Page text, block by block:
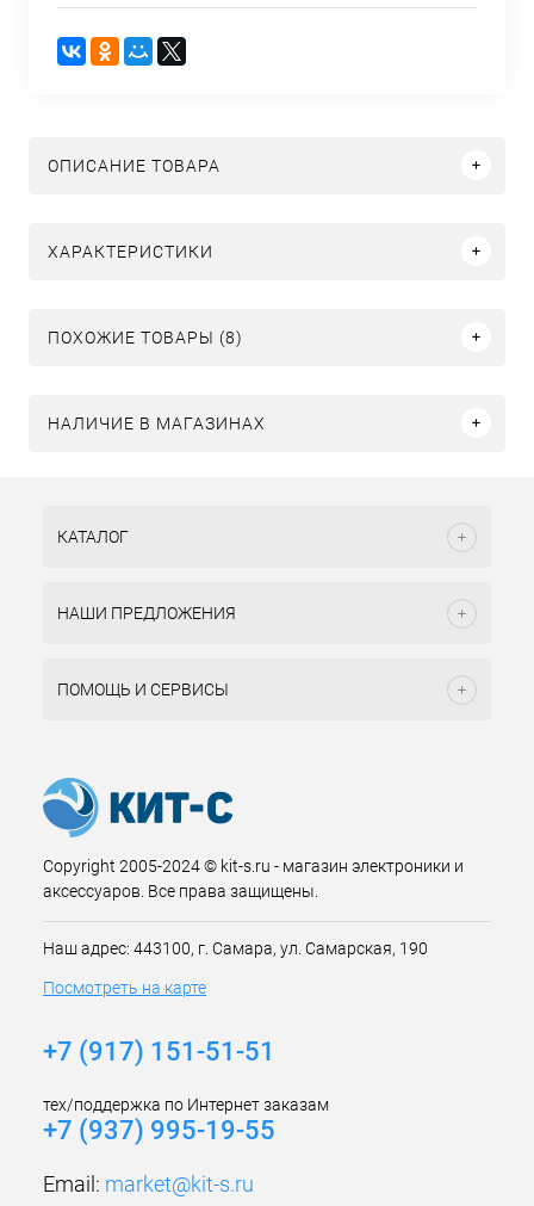
ОПИСАНИЕ ТОВАРА
ХАРАКТЕРИСТИКИ
ПОХОЖИЕ ТОВАРЫ (8)
НАЛИЧИЕ В МАГАЗИНАХ
КАТАЛОГ
НАШИ ПРЕДЛОЖЕНИЯ
ПОМОЩЬ И СЕРВИСЫ
Copyright 2005-2024 © kit-s.ru - магазин электроники и
аксессуаров. Все права защищены.
Наш адрес: 443100, г. Самара, ул. Самарская, 190
Посмотреть на карте
+7 (917) 151-51-51
тех/поддержка по Интернет заказам
+7 (937) 995-19-55
Email: market@kit-s.ru